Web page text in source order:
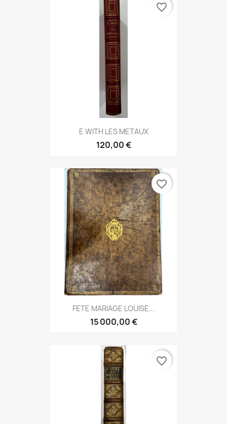
E WITH LES METAUX
120,00 €
favorite_border
FETE MARIAGE LOUISE...
15 000,00 €
favorite_border
favorite_border